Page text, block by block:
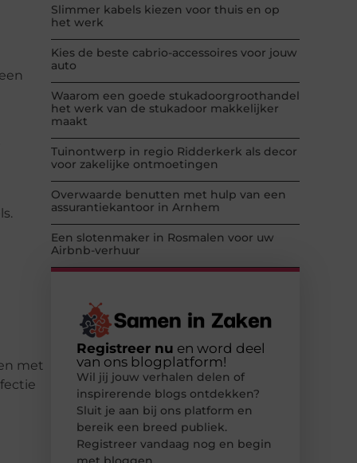
met
Slimmer kabels kiezen voor thuis en op
het werk
Kies de beste cabrio-accessoires voor jouw
auto
Waarom een goede stukadoorgroothandel
het werk van de stukadoor makkelijker
maakt
Tuinontwerp in regio Ridderkerk als decor
voor zakelijke ontmoetingen
Overwaarde benutten met hulp van een
assurantiekantoor in Arnhem
Een slotenmaker in Rosmalen voor uw
Airbnb-verhuur
Registreer nu en word deel
van ons blogplatform!
Wil jij jouw verhalen delen of
inspirerende blogs ontdekken?
Sluit je aan bij ons platform en
bereik een breed publiek.
Registreer vandaag nog en begin